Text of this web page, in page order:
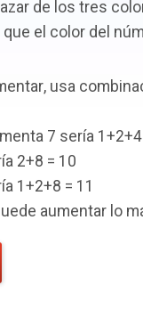
de los tres
el color del
usa
7 sería
2+8 = 10
1+2+8 = 11
aumentar lo